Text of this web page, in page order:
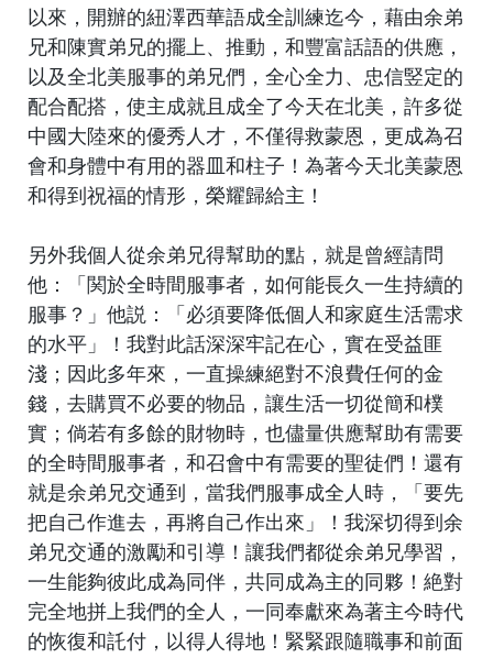
以來，開辦的紐澤西華語成全訓練迄今，藉由余弟
兄和陳實弟兄的擺上、推動，和豐富話語的供應，
以及全北美服事的弟兄們，全心全力、忠信竪定的
配合配搭，使主成就且成全了今天在北美，許多從
中國大陸來的優秀人才，不僅得救蒙恩，更成為召
會和身體中有用的器皿和柱子！為著今天北美蒙恩
和得到祝福的情形，榮耀歸給主！
另外我個人從余弟兄得幫助的點，就是曾經請問
他：「関於全時間服事者，如何能長久一生持續的
服事？」他説：「必須要降低個人和家庭生活需求
的水平」！我對此話深深牢記在心，實在受益匪
淺；因此多年來，一直操練絕對不浪費任何的金
錢，去購買不必要的物品，讓生活一切從簡和樸
實；倘若有多餘的財物時，也儘量供應幫助有需要
的全時間服事者，和召會中有需要的聖徒們！還有
就是余弟兄交通到，當我們服事成全人時，「要先
把自己作進去，再將自己作出來」！我深切得到余
弟兄交通的激勵和引導！讓我們都從余弟兄學習，
一生能夠彼此成為同伴，共同成為主的同夥！絶對
完全地拼上我們的全人，一同奉獻來為著主今時代
的恢復和託付，以得人得地！緊緊跟隨職事和前面